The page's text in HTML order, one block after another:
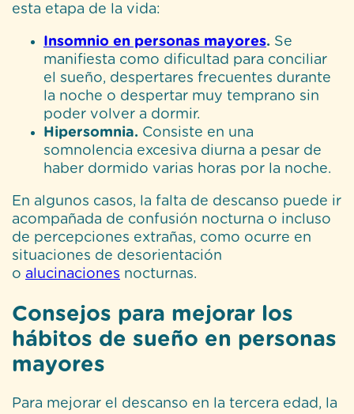
esta etapa de la vida:
Insomnio en personas mayores. Se
manifiesta como dificultad para conciliar
el sueño, despertares frecuentes durante
la noche o despertar muy temprano sin
poder volver a dormir.
Hipersomnia. Consiste en una
somnolencia excesiva diurna a pesar de
haber dormido varias horas por la noche.
En algunos casos, la falta de descanso puede ir
acompañada de confusión nocturna o incluso
de percepciones extrañas, como ocurre en
situaciones de desorientación
o alucinaciones nocturnas.
Consejos para mejorar los
hábitos de sueño en personas
mayores
Para mejorar el descanso en la tercera edad, la